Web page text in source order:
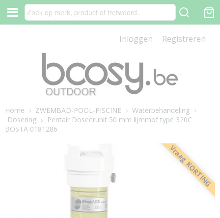
Inloggen Registreren
Home › ZWEMBAD-POOL-PISCINE › Waterbehandeling ›
Dosering › Pentair Doseerunit 50 mm lijmmof type 320C
BOSTA 0181286
Vraag KORTING